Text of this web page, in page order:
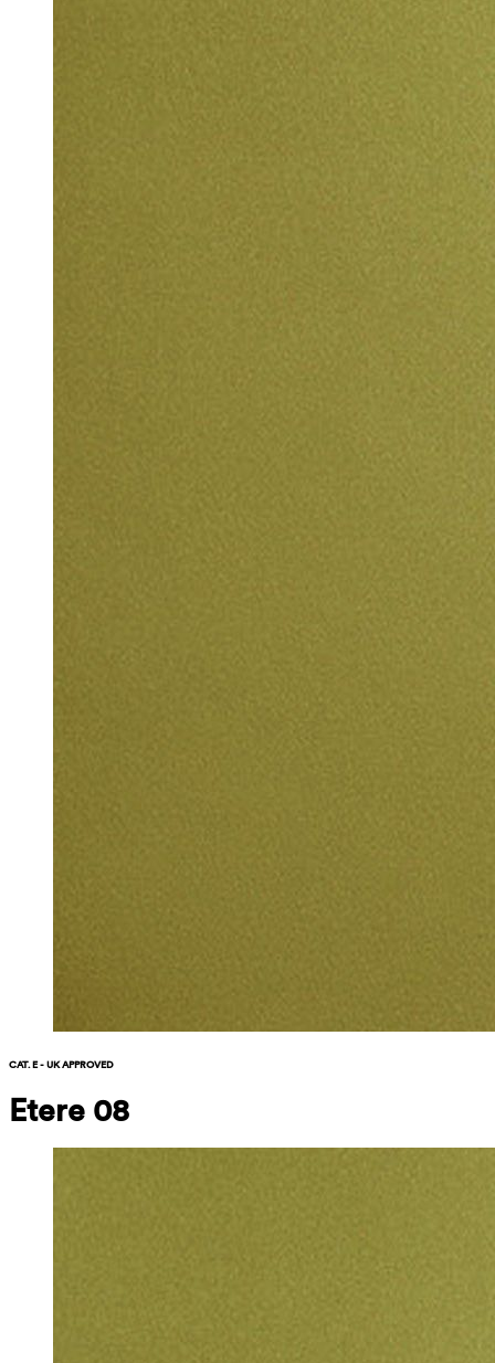
CAT. E - UK APPROVED
Etere 08